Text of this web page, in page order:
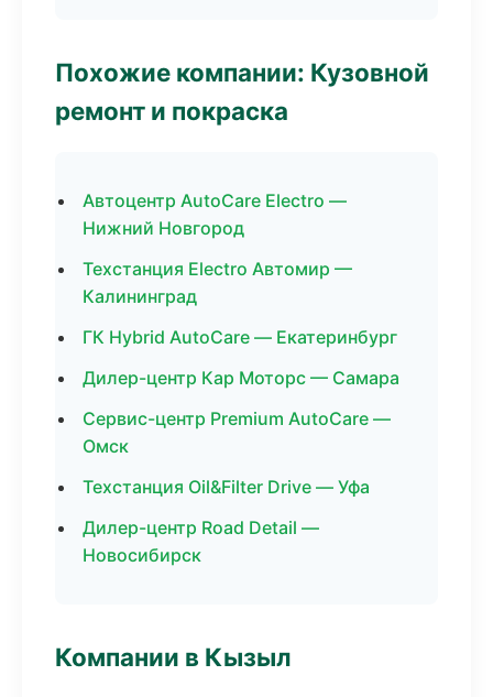
Похожие компании: Кузовной
ремонт и покраска
Автоцентр AutoCare Electro —
Нижний Новгород
Техстанция Electro Автомир —
Калининград
ГК Hybrid AutoCare — Екатеринбург
Дилер-центр Кар Моторс — Самара
Сервис-центр Premium AutoCare —
Омск
Техстанция Oil&Filter Drive — Уфа
Дилер-центр Road Detail —
Новосибирск
Компании в Кызыл